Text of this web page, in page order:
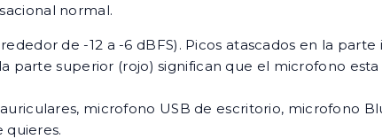
normal.
de -12 a -6 dBFS). Picos atascados en la
parte superior (rojo) significan que el microfono
microfono USB de escritorio, microfono
quieres.